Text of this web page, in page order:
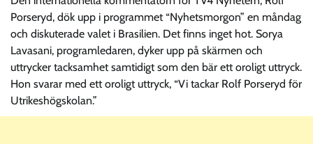
Porseryd, dök upp i programmet “Nyhetsmorgon” en måndag
och diskuterade valet i Brasilien. Det finns inget hot. Sorya
Lavasani, programledaren, dyker upp på skärmen och
uttrycker tacksamhet samtidigt som den bär ett oroligt uttryck.
Hon svarar med ett oroligt uttryck, “Vi tackar Rolf Porseryd för
Utrikeshögskolan.”